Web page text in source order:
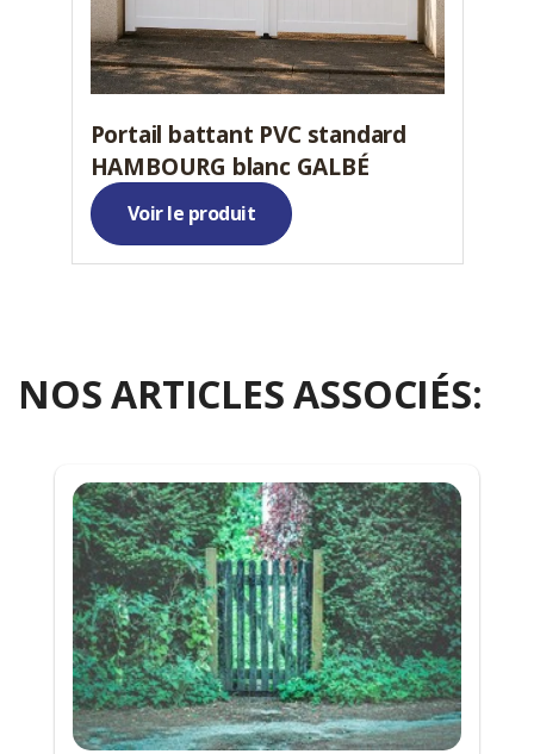
Portail battant PVC standard
HAMBOURG blanc GALBÉ
Voir le produit
NOS ARTICLES ASSOCIÉS: